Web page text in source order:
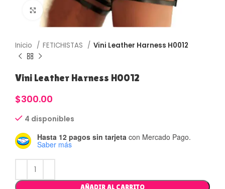
Haga Click para agrandar
Inicio FETICHISTAS Vini Leather Harness H0012
Vini Leather Harness H0012
$300.00
4 disponibles
Hasta 12 pagos sin tarjeta con Mercado Pago.
Saber más
AÑADIR AL CARRITO